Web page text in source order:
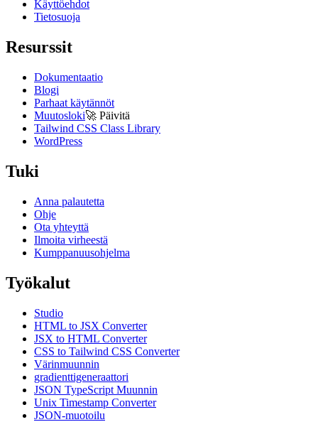
Käyttöehdot
Tietosuoja
Resurssit
Dokumentaatio
Blogi
Parhaat käytännöt
Muutosloki🚀 Päivitä
Tailwind CSS Class Library
WordPress
Tuki
Anna palautetta
Ohje
Ota yhteyttä
Ilmoita virheestä
Kumppanuusohjelma
Työkalut
Studio
HTML to JSX Converter
JSX to HTML Converter
CSS to Tailwind CSS Converter
Värinmuunnin
gradienttigeneraattori
JSON TypeScript Muunnin
Unix Timestamp Converter
JSON-muotoilu